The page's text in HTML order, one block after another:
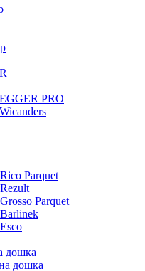
PRO
Parquet
Parquet
дошка
дошка